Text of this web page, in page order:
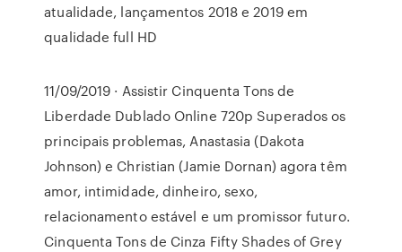
atualidade, lançamentos 2018 e 2019 em
qualidade full HD
11/09/2019 · Assistir Cinquenta Tons de
Liberdade Dublado Online 720p Superados os
principais problemas, Anastasia (Dakota
Johnson) e Christian (Jamie Dornan) agora têm
amor, intimidade, dinheiro, sexo,
relacionamento estável e um promissor futuro.
Cinquenta Tons de Cinza Fifty Shades of Grey